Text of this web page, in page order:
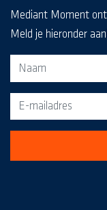
Mediant Moment
Meld je hieronder